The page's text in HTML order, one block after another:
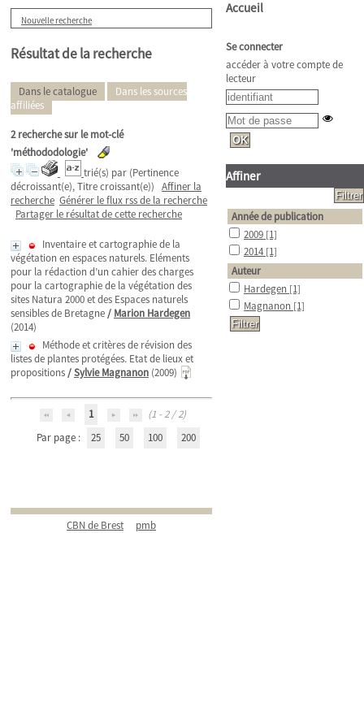
Nouvelle recherche
Résultat de la recherche
Dans le catalogue
Dans les sources
affiliées
2recherche sur le mot-clé
'méthododologie'
trié(s) par (Pertinence
décroissant(e), Titre croissant(e)) Affiner la
recherche Générer le flux rss de la recherche
Partager le résultat de cette recherche
Inventaire et cartographie de la
végétation en espaces naturels. Eléments
pour la rédaction d’un cahier des charges
pour la cartographie de la végétation des
sites Natura 2000 et des Espaces naturels
sensibles de Bretagne/ Marion Hardegen
(2014)
Méthode et critères de révision des
listes de plantes protégées. Etat de lieux et
propositions/Sylvie Magnanon (2009)
1
(1 - 2 / 2)
Par page :
25 50 100 200
CBN de Brest pmb
Accueil
Se connecter
accéder à votre compte de
lecteur
Affiner
Année de publication
2009 [1]
2014 [1]
Auteur
Hardegen [1]
Magnanon [1]